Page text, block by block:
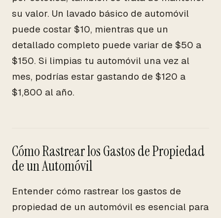
su valor. Un lavado básico de automóvil
puede costar $10, mientras que un
detallado completo puede variar de $50 a
$150. Si limpias tu automóvil una vez al
mes, podrías estar gastando de $120 a
$1,800 al año.
Cómo Rastrear los Gastos de Propiedad
de un Automóvil
Entender cómo rastrear los gastos de
propiedad de un automóvil es esencial para